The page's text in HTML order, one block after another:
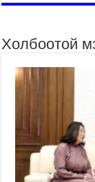
Холбоотой